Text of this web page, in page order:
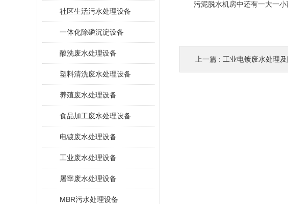
社区生活污水处理设备
一体化除磷沉淀设备
酸洗废水处理设备
塑料清洗废水处理设备
养殖废水处理设备
食品加工废水处理设备
电镀废水处理设备
工业废水处理设备
屠宰废水处理设备
MBR污水处理设备
污泥脱水机房中还有一大一小
上一篇 : 工业电镀废水处理